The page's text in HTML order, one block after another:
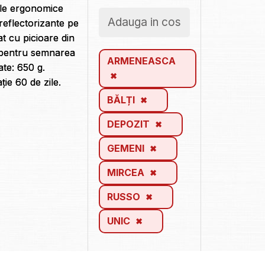
ergonomice
pe
cu picioare din
semnarea
650 g.
60 de zile.
Adauga in cos
ARMENEASCA
BĂLȚI
DEPOZIT
GEMENI
MIRCEA
RUSSO
UNIC